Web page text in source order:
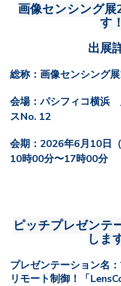
画像センシング展
す！
出展
総称：画像センシング
会場：パシフィコ横浜
スNo. 12
会期：2026年6月10日
10時00分〜17時00分
ピッチプレゼンテ
しま
プレゼンテーション名
リモート制御！「